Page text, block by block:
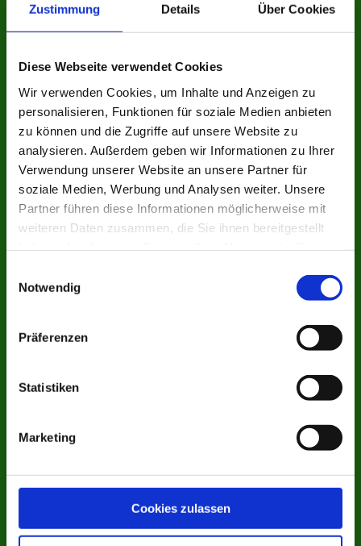
Zustimmung Details Über Cookies
Diese Webseite verwendet Cookies
Wir verwenden Cookies, um Inhalte und Anzeigen zu
personalisieren, Funktionen für soziale Medien anbieten
zu können und die Zugriffe auf unsere Website zu
analysieren. Außerdem geben wir Informationen zu Ihrer
Verwendung unserer Website an unsere Partner für
soziale Medien, Werbung und Analysen weiter. Unsere
Partner führen diese Informationen möglicherweise mit
weiteren Daten zusammen, die Sie ihnen bereitgestellt
Notwendig
Präferenzen
Statistiken
Marketing
Cookies zulassen